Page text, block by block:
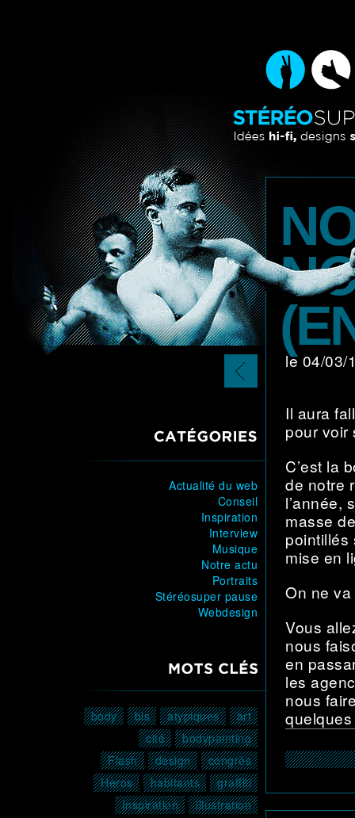
page
précédente
CATÉGORIES
Actualité du web
Conseil
Inspiration
Interview
Musique
Notre actu
Portraits
Stéréosuper pause
Webdesign
MOTS CLÉS
art
atypiques
bis
body
bodypainting
cité
congrès
design
Flash
graffiti
habitants
Héros
illustration
Inspiration
le 04/
Il aura
pour
C’est la
de notre
l’année,
masse
pointillés
mise en
On ne
Vous
nous
en
les
nous